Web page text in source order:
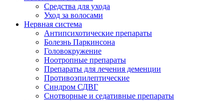
Средства для ухода
Уход за волосами
Нервная система
Антипсихотические препараты
Болезнь Паркинсона
Головокружение
Ноотропные препараты
Препараты для лечения деменции
Противоэпилептические
Синдром СДВГ
Снотворные и седативные препараты